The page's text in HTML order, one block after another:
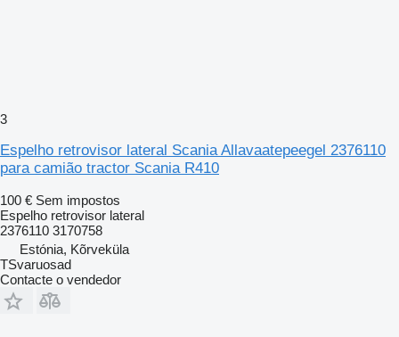
3
Espelho retrovisor lateral Scania Allavaatepeegel 2376110
para camião tractor Scania R410
100 € Sem impostos
Espelho retrovisor lateral
2376110 3170758
Estónia, Kõrveküla
TSvaruosad
Contacte o vendedor